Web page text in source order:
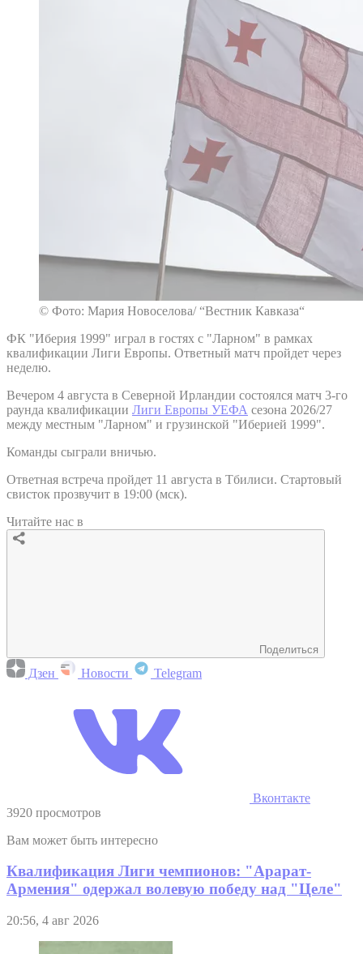
© Фото: Мария Новоселова/ “Вестник Кавказа“
ФК "Иберия 1999" играл в гостях с "Ларном" в рамках
квалификации Лиги Европы. Ответный матч пройдет через
неделю.
Вечером 4 августа в Северной Ирландии состоялся матч 3-го
раунда квалификации Лиги Европы УЕФА сезона 2026/27
между местным "Ларном" и грузинской "Иберией 1999".
Команды сыграли вничью.
Ответная встреча пройдет 11 августа в Тбилиси. Стартовый
свисток прозвучит в 19:00 (мск).
Читайте нас в
Поделиться
Дзен Новости Telegram
Вконтакте
3920 просмотров
Вам может быть интересно
Квалификация Лиги чемпионов: "Арарат-
Армения" одержал волевую победу над "Целе"
20:56, 4 авг 2026